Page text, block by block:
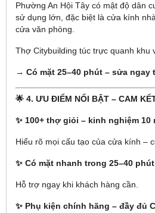
Phường An Hội Tây có mật độ dân
sử dụng lớn, đặc biệt là cửa kính
cửa văn phòng.
Thợ Citybuilding túc trực quanh khu
→ Có mặt 25–40 phút – sửa ngay
🌟 4. ƯU ĐIỂM NỔI BẬT – CAM
✨ 100+ thợ giỏi – kinh nghiệm 10
Hiểu rõ mọi cấu tạo của cửa kính –
✨ Có mặt nhanh trong 25–40 phút
Hỗ trợ ngay khi khách hàng cần.
✨ Phụ kiện chính hãng – đầy đủ